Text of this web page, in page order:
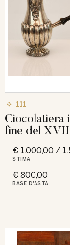
111
Ciocolatiera
fine del
€ 1.000,00 /
STIMA
€ 800,00
BASE D'ASTA